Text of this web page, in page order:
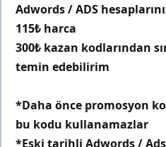
Adwords / ADS
115₺ harca
300₺ kazan kodlarından
temin edebilirim
*Daha önce promosyon
bu kodu kullanamazlar
*Eski tarihli Adwords /